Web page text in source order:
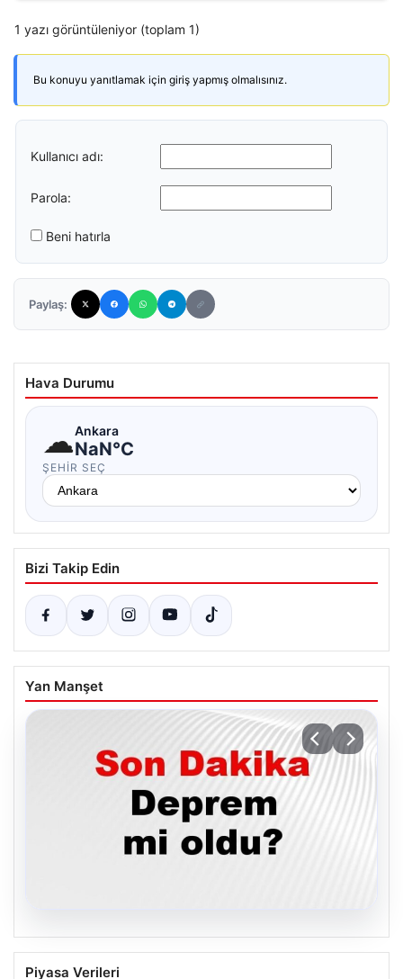
1 yazı görüntüleniyor (toplam 1)
Bu konuyu yanıtlamak için giriş yapmış olmalısınız.
Kullanıcı adı:
Parola:
Beni hatırla
Paylaş:
Hava Durumu
☁Ankara
NaN°C
ŞEHIR SEÇ
Bizi Takip Edin
Yan Manşet
05.08.2026
05 Ağustos 2026 Türkiye’de Son
Piyasa Verileri